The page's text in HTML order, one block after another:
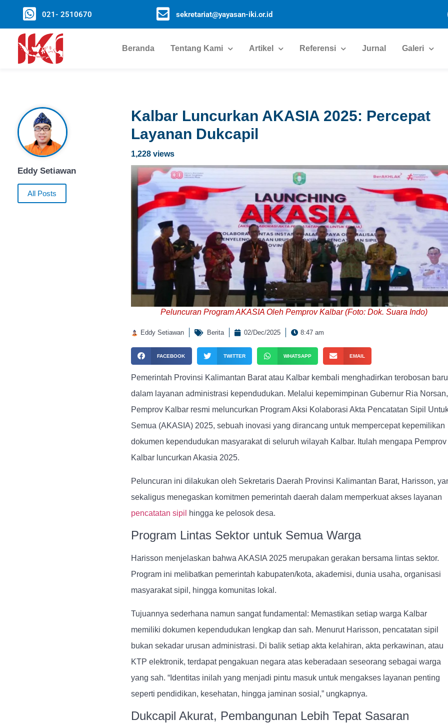
021- 2510670 sekretariat@yayasan-iki.or.id
Beranda Tentang Kami Artikel Referensi Jurnal Galeri
Eddy Setiawan
All Posts
Kalbar Luncurkan AKASIA 2025: Percepat
Layanan Dukcapil
1,228 views
Peluncuran Program AKASIA Oleh Pemprov Kalbar (Foto: Dok. Suara Indo)
Eddy Setiawan Berita 02/Dec/2025 8:47 am
FACEBOOK TWITTER WHATSAPP EMAIL
Pemerintah Provinsi Kalimantan Barat atau Kalbar kembali menghadirkan terobosan baru
dalam layanan administrasi kependudukan. Melalui kepemimpinan Gubernur Ria Norsan,
Pemprov Kalbar resmi meluncurkan Program Aksi Kolaborasi Akta Pencatatan Sipil
Semua (AKASIA) 2025, sebuah inovasi yang dirancang untuk mempercepat kepemilikan
dokumen kependudukan masyarakat di seluruh wilayah Kalbar. Itulah mengapa Pemprov
Kalbar luncurkan Akasia 2025.
Peluncuran ini dilakukan oleh Sekretaris Daerah Provinsi Kalimantan Barat, Harisson,
sekaligus menegaskan komitmen pemerintah daerah dalam memperkuat akses layanan
pencatatan sipil
hingga ke pelosok desa.
Program Lintas Sektor untuk Semua Warga
Harisson menjelaskan bahwa AKASIA 2025 merupakan gerakan bersama lintas sektor.
Program ini melibatkan pemerintah kabupaten/kota, akademisi, dunia usaha, organisasi
masyarakat sipil, hingga komunitas lokal.
Tujuannya sederhana namun sangat fundamental: Memastikan setiap warga Kalbar
memiliki dokumen kependudukan lengkap dan sah. Menurut Harisson, pencatatan sipil
bukan sekadar urusan administrasi. Di balik setiap akta kelahiran, akta perkawinan, atau
KTP elektronik, terdapat pengakuan negara atas keberadaan seseorang sebagai warga
yang sah. “Identitas inilah yang menjadi pintu masuk untuk mengakses layanan penting
seperti pendidikan, kesehatan, hingga jaminan sosial,” ungkapnya.
Dukcapil Akurat, Pembangunan Lebih Tepat Sasaran